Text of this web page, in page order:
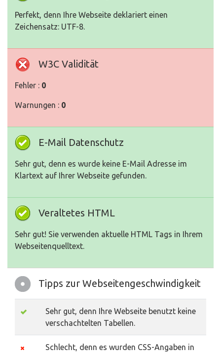
Perfekt, denn Ihre Webseite deklariert einen
Zeichensatz: UTF-8.
W3C Validität
Fehler : 0
Warnungen : 0
E-Mail Datenschutz
Sehr gut, denn es wurde keine E-Mail Adresse im
Klartext auf Ihrer Webseite gefunden.
Veraltetes HTML
Sehr gut! Sie verwenden aktuelle HTML Tags in Ihrem
Webseitenquelltext.
Tipps zur Webseitengeschwindigkeit
Sehr gut, denn Ihre Webseite benutzt keine
verschachtelten Tabellen.
Schlecht, denn es wurden CSS-Angaben in